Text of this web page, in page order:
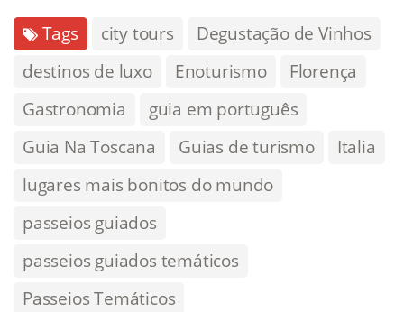
Tags city tours
Degustação de Vinhos
destinos de luxo
Enoturismo
Florença
Gastronomia
guia em português
Guia Na Toscana
Guias de turismo
Italia
lugares mais bonitos do mundo
passeios guiados
passeios guiados temáticos
Passeios Temáticos